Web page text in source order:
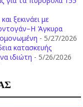
ξεκινάει με
Άγκυρα
- 5/27/2026
κατασκευής
ιδιώτη - 5/26/2026